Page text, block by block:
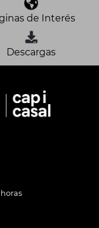
de Interés
Descargas
horas